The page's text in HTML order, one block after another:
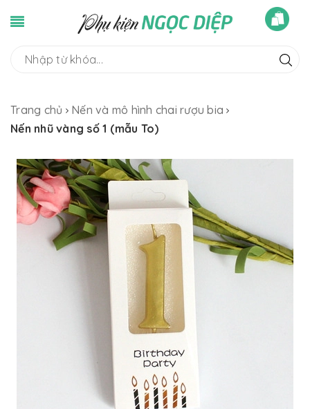
Trang chủ
Nến và mô hình chai rượu bia
Nến nhũ vàng số 1 (mẫu To)